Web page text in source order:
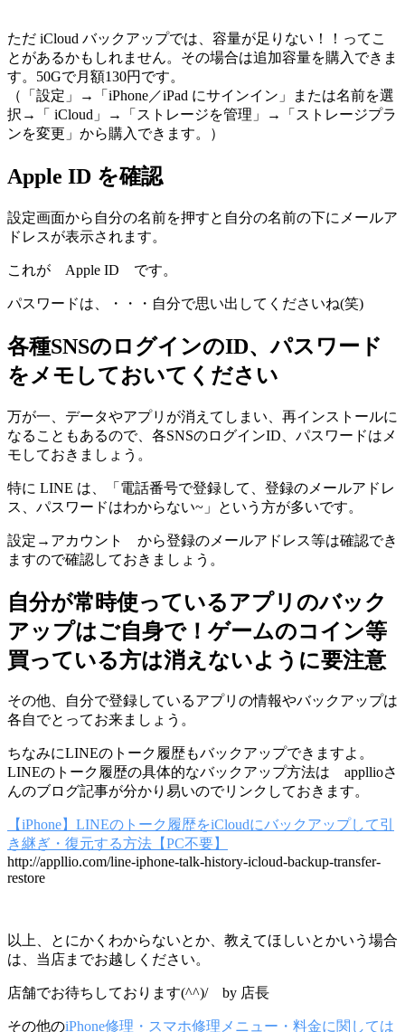
ただ iCloud バックアップでは、容量が足りない！！ってこ
とがあるかもしれません。その場合は追加容量を購入できま
す。50Gで月額130円です。
（「設定」→「iPhone／iPad にサインイン」または名前を選
択→「 iCloud」→「ストレージを管理」→「ストレージプラ
ンを変更」から購入できます。）
Apple ID を確認
設定画面から自分の名前を押すと自分の名前の下にメールア
ドレスが表示されます。
これが Apple ID です。
パスワードは、・・・自分で思い出してくださいね(笑)
各種SNSのログインのID、パスワード
をメモしておいてください
万が一、データやアプリが消えてしまい、再インストールに
なることもあるので、各SNSのログインID、パスワードはメ
モしておきましょう。
特に LINE は、「電話番号で登録して、登録のメールアドレ
ス、パスワードはわからない~」という方が多いです。
設定→アカウント から登録のメールアドレス等は確認でき
ますので確認しておきましょう。
自分が常時使っているアプリのバック
アップはご自身で！ゲームのコイン等
買っている方は消えないように要注意
その他、自分で登録しているアプリの情報やバックアップは
各自でとってお来ましょう。
ちなみにLINEのトーク履歴もバックアップできますよ。
LINEのトーク履歴の具体的なバックアップ方法は appllioさ
んのブログ記事が分かり易いのでリンクしておきます。
【iPhone】LINEのトーク履歴をiCloudにバックアップして引
き継ぎ・復元する方法【PC不要】
http://appllio.com/line-iphone-talk-history-icloud-backup-transfer-
restore
以上、とにかくわからないとか、教えてほしいとかいう場合
は、当店までお越しください。
店舗でお待ちしております(^^)/ by 店長
その他のiPhone修理・スマホ修理メニュー・料金に関しては